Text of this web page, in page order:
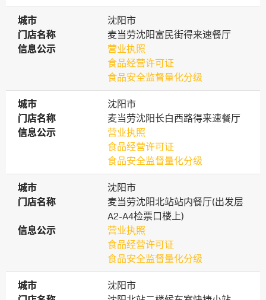
城市
城市
沈阳市
门店名称
门店名称
麦当劳沈阳富民街得来速餐厅
信息公示
信息公示
营业执照
食品经营许可证
食品安全监督量化分级
城市
城市
沈阳市
门店名称
门店名称
麦当劳沈阳长白西路得来速餐厅
信息公示
信息公示
营业执照
食品经营许可证
食品安全监督量化分级
城市
城市
沈阳市
门店名称
门店名称
麦当劳沈阳北站站内餐厅(出发层
A2-A4检票口楼上)
信息公示
信息公示
营业执照
食品经营许可证
食品安全监督量化分级
城市
城市
沈阳市